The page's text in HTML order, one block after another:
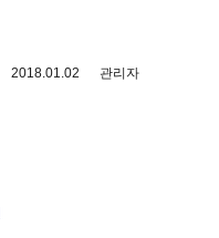
2018.01.02 관리자